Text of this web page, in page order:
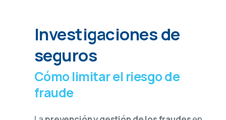
Investigaciones de
seguros
Cómo limitar el riesgo de
fraude